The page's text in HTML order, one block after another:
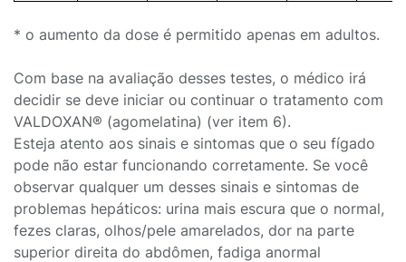
* o aumento da dose é permitido apenas em adultos.
Com base na avaliação desses testes, o médico irá
decidir se deve iniciar ou continuar o tratamento com
VALDOXAN® (agomelatina) (ver item 6).
Esteja atento aos sinais e sintomas que o seu fígado
pode não estar funcionando corretamente. Se você
observar qualquer um desses sinais e sintomas de
problemas hepáticos: urina mais escura que o normal,
fezes claras, olhos/pele amarelados, dor na parte
superior direita do abdômen, fadiga anormal